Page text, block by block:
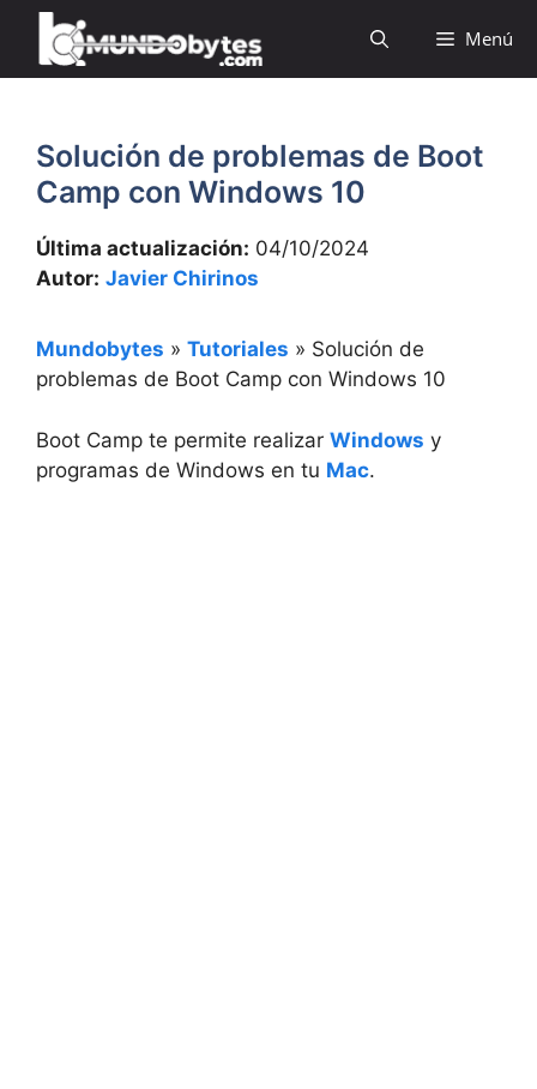
Saltar
contenido
Menú
Solución de problemas de Boot
Camp con Windows 10
Última actualización: 04/10/2024
Autor: Javier Chirinos
Mundobytes » Tutoriales » Solución de
problemas de Boot Camp con Windows 10
Boot Camp te permite realizar Windows y
programas de Windows en tu Mac.